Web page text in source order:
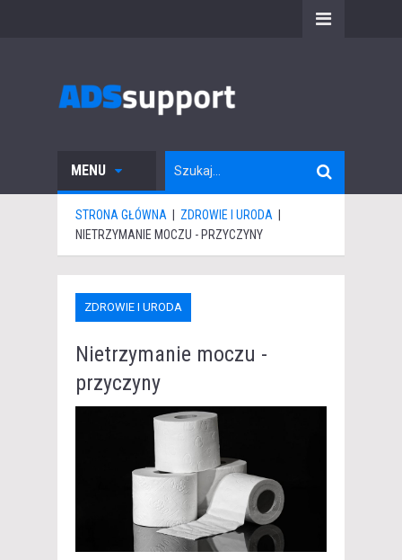
MENU
STRONA GŁÓWNA ZDROWIE I URODA
NIETRZYMANIE MOCZU - PRZYCZYNY
ZDROWIE I URODA
Nietrzymanie moczu -
przyczyny